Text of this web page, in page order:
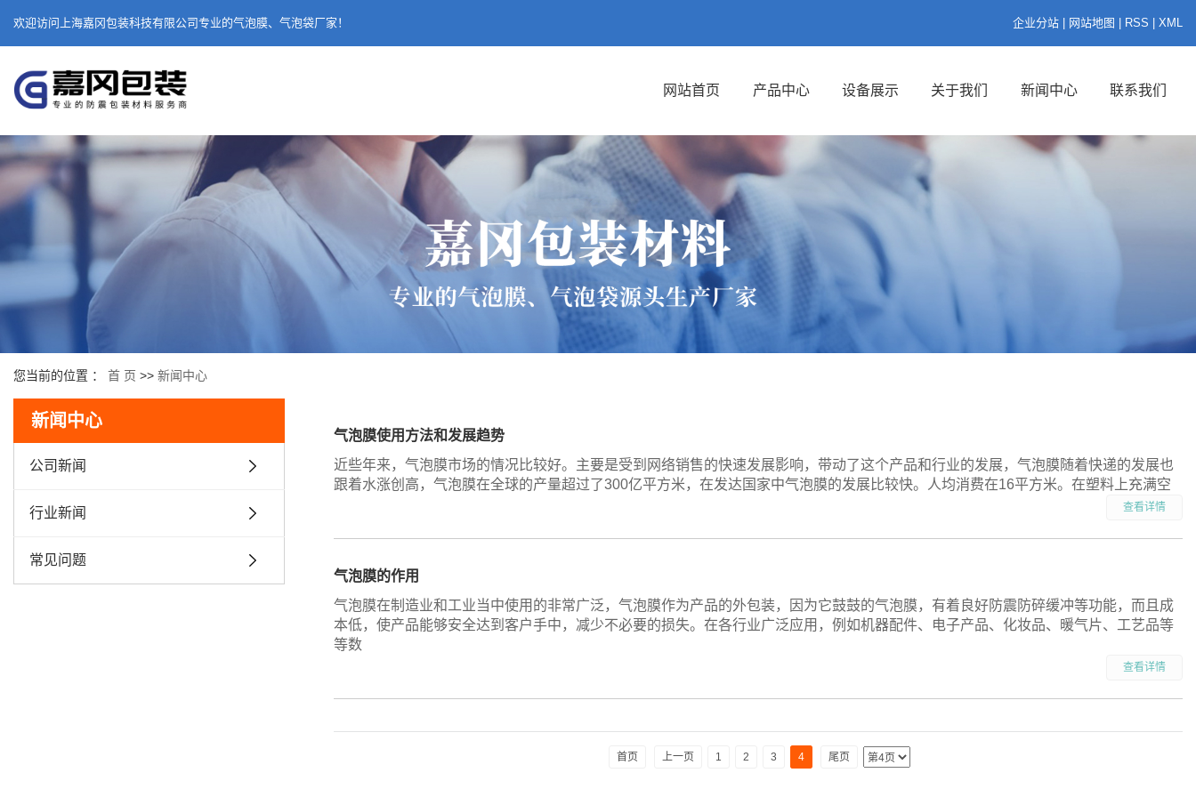
欢迎访问上海嘉冈包装科技有限公司专业的气泡膜、气泡袋厂家！ 企业分站 网站地图 RSS XML
网站首页 产品中心 设备展示 关于我们 新闻中心 联系我们
您当前的位置 ： 首 页 >> 新闻中心
新闻中心
公司新闻
行业新闻
常见问题
气泡膜使用方法和发展趋势
近些年来，气泡膜市场的情况比较好。主要是受到网络销售的快速发展影响，带动了这个产品和行业的发展，气泡膜随着快递的发展也
跟着水涨创高，气泡膜在全球的产量超过了300亿平方米，在发达国家中气泡膜的发展比较快。人均消费在16平方米。在塑料上充满空
查看详情
气泡膜的作用
气泡膜在制造业和工业当中使用的非常广泛，气泡膜作为产品的外包装，因为它鼓鼓的气泡膜，有着良好防震防碎缓冲等功能，而且成
本低，使产品能够安全达到客户手中，减少不必要的损失。在各行业广泛应用，例如机器配件、电子产品、化妆品、暖气片、工艺品等
等数
查看详情
首页 上一页 1 2 3 4 尾页